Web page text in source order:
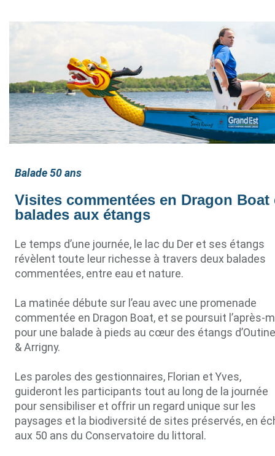
Balade 50 ans
Visites commentées en Dragon Boat
balades aux étangs
Le temps d’une journée, le lac du Der et ses étangs
révèlent toute leur richesse à travers deux balades
commentées, entre eau et nature.
La matinée débute sur l’eau avec une promenade
commentée en Dragon Boat, et se poursuit l’après-
pour une balade à pieds au cœur des étangs
& Arrigny.
Les paroles des gestionnaires, Florian et Yves,
guideront les participants tout au long de la journée
pour sensibiliser et offrir un regard unique sur les
paysages et la biodiversité de sites préservés, en
aux 50 ans du Conservatoire du littoral.